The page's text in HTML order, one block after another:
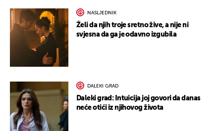
NASLJEDNIK
Želi da njih troje sretno žive, a nije ni
svjesna da ga je odavno izgubila
DALEKI GRAD
Daleki grad: Intuicija joj govori da danas
neće otići iz njihovog života